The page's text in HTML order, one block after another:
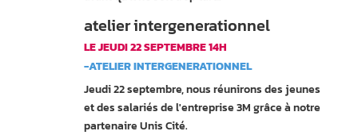
atelier intergenerationnel
LE JEUDI 22 SEPTEMBRE 14H
-ATELIER INTERGENERATIONNEL
Jeudi 22 septembre, nous réunirons des jeunes
et des salariés de l'entreprise 3M grâce à notre
partenaire Unis Cité.